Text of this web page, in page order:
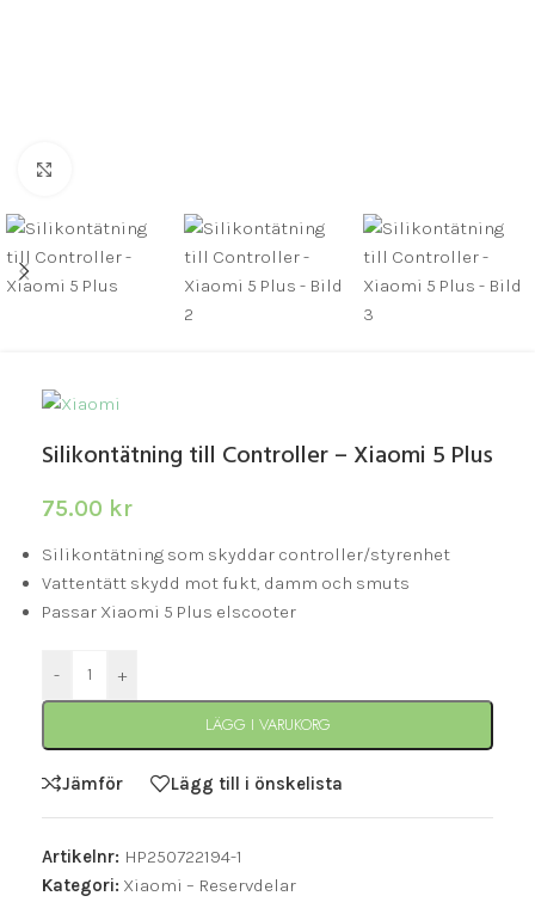
Silikontätning till Controller – Xiaomi 5 Plus
75.00 kr
Silikontätning som skyddar controller/styrenhet
Vattentätt skydd mot fukt, damm och smuts
Passar Xiaomi 5 Plus elscooter
- +
LÄGG I VARUKORG
Jämför Lägg till i önskelista
Artikelnr: HP250722194-1
Kategori: Xiaomi – Reservdelar